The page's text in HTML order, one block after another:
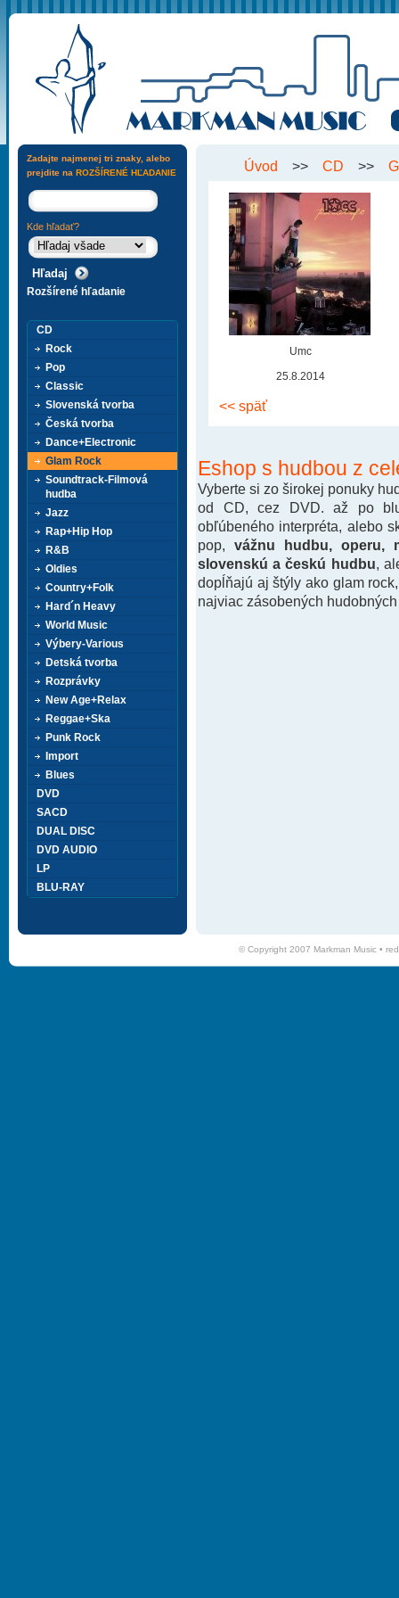
Úvod >> CD >>
Umc
25.8.2014
<< späť
Eshop s hudbou z
Vyberte si zo širokej ponuky
od CD, cez DVD. až po
obľúbeného interpréta, alebo
pop, vážnu hudbu, operu,
slovenskú a českú hudbu ,
dopĺňajú aj štýly ako glam
najviac zásobených
Zadajte najmenej tri znaky, alebo
prejdite na ROZŠÍRENÉ HĽADANIE
Kde hľadať?
Rozšírené hľadanie
CD
Rock
Pop
Classic
Slovenská tvorba
Česká tvorba
Dance+Electronic
Glam Rock
Soundtrack-Filmová
hudba
Jazz
Rap+Hip Hop
R&B
Oldies
Country+Folk
Hard´n Heavy
World Music
Výbery-Various
Detská tvorba
Rozprávky
New Age+Relax
Reggae+Ska
Punk Rock
Import
Blues
DVD
SACD
DUAL DISC
DVD AUDIO
LP
BLU-RAY
© Copyright 2007 Markman Music •